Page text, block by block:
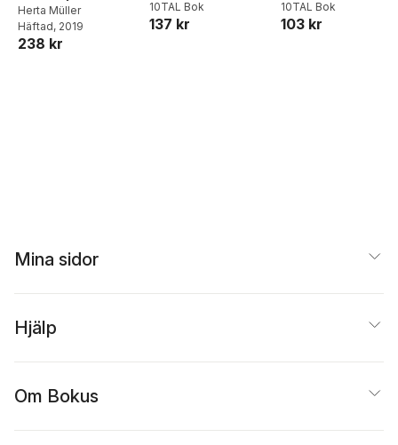
Müllers collage
Herta Müller
Häftad, 2019
238 kr
10TAL Bok
137 kr
Återfödelse
10TAL Bok
103 kr
Mina sidor
Hjälp
Om Bokus